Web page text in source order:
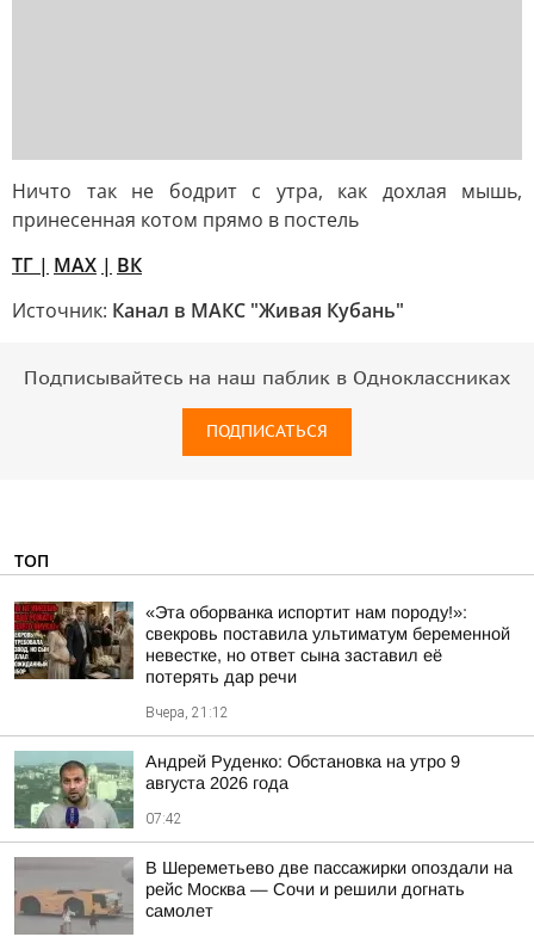
Ничто так не бодрит с утра, как дохлая мышь,
принесенная котом прямо в постель
TГ | MAX | ВК
Источник: Канал в МАКС "Живая Кубань"
Подписывайтесь на наш паблик в Одноклассниках
ПОДПИСАТЬСЯ
ТОП
«Эта оборванка испортит нам породу!»:
свекровь поставила ультиматум беременной
невестке, но ответ сына заставил её
потерять дар речи
Вчера, 21:12
Андрей Руденко: Обстановка на утро 9
августа 2026 года
07:42
В Шереметьево две пассажирки опоздали на
рейс Москва — Сочи и решили догнать
самолет